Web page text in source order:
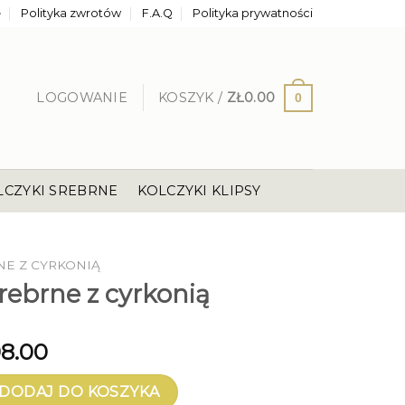
Polityka zwrotów F.A.Q Polityka prywatności
LOGOWANIE KOSZYK / ZŁ0.00 0
SREBRNE KOLCZYKI KLIPSY
Z CYRKONIĄ
z cyrkonią
z cyrkonią
DODAJ DO KOSZYKA